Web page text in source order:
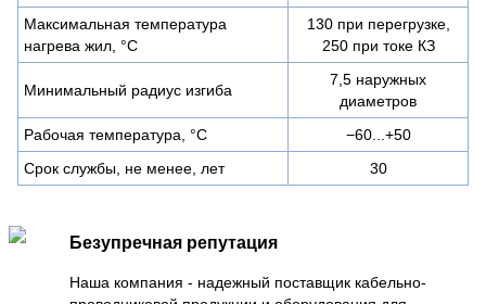
Максимальная температура
нагрева жил, °C
130 при перегрузке,
250 при токе КЗ
Минимальный радиус изгиба
7,5 наружных
диаметров
Рабочая температура, °C
−60...+50
Срок службы, не менее, лет
30
Безупречная репутация
Наша компания - надежный поставщик кабельно-